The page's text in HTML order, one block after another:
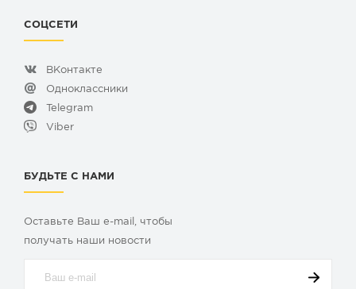
СОЦСЕТИ
ВКонтакте
Одноклассники
Telegram
Viber
БУДЬТЕ С НАМИ
Оставьте Ваш e-mail, чтобы
получать наши новости